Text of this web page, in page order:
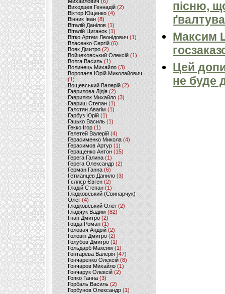
Виходцев Геннадій (2)
Віктор Ющенко (4)
Вінник Іван (8)
Віталій Данілов (1)
Віталій Циганок (1)
Вітко Артем Леонідович(1)
Власенко Сергій (6)
Вовк Дмитро(2)
Войцеховський Олексій(1)
Волга Василь (1)
Волинець Михайло (3)
Воропаєв Юрій Миколайович
(1)
Вощевський Валерій(2)
Гаврилова Лідія (2)
Гаврилюк Михайло (3)
Гавриш Степан (1)
Галстян Авагім (1)
Гарбуз Юрій (1)
Гацько Василь (1)
Гекко Ігор(1)
Гелетей Валерій (4)
Герасименко Микола (4)
Герасимов Артур (1)
Геращенко Антон(15)
Герега Галина (1)
Герега Олександр (2)
Герман Ганна (6)
Гетманцев Данило (3)
Гєллєр Євген (2)
Гладій Степан(1)
Гладковський (Свинарчук)
Олег (4)
Гладковський Олег (2)
Гладчук Вадим (82)
Гнап Дмитро (2)
Говда Роман(1)
Головач Андрій (2)
Головін Дмитро (2)
Голубов Дмитро (1)
Гольдарб Максим(1)
Гонтарева Валерія (47)
Гончаренко Олексій(8)
Гончаров Михайло (1)
Гончарук Олексій (2)
Гопко Ганна (3)
Горбаль Василь (2)
Горбунов Олександр (1)
пісню,
Максим
Цей
не буде